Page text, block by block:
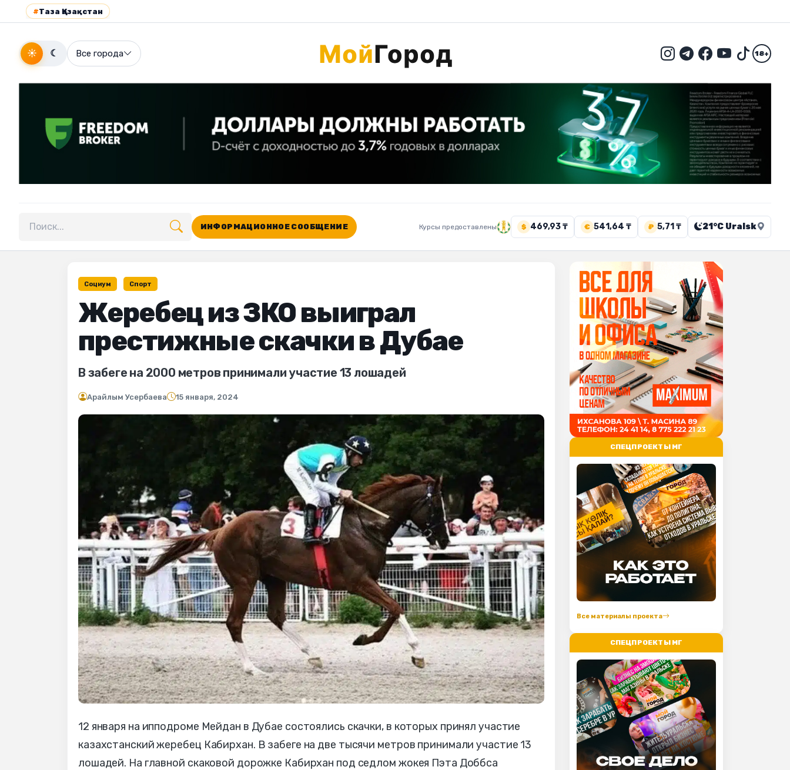
#Таза Қазақстан
☀ ☾ Все города 18+
Поиск по сайту
ИНФОРМАЦИОННОЕ СООБЩЕНИЕ Курсы предоставлены $ 469,93 ₸ € 541,64 ₸ ₽ 5,71 ₸ 21°C Uralsk
Социум Спорт
Жеребец из ЗКО выиграл
престижные скачки в Дубае
В забеге на 2000 метров принимали участие 13 лошадей
Арайлым Усербаева 15 января, 2024
12 января на ипподроме Мейдан в Дубае состоялись скачки, в которых принял участие
казахстанский жеребец Кабирхан. В забеге на две тысячи метров принимали участие 13
лошадей. На главной скаковой дорожке Кабирхан под седлом жокея Пэта Доббса
СПЕЦПРОЕКТЫ МГ
Все материалы проекта
СПЕЦПРОЕКТЫ МГ